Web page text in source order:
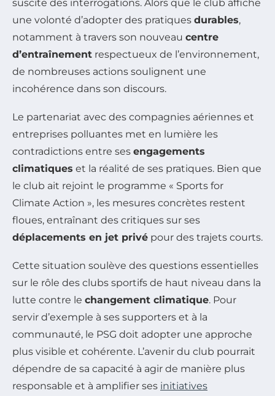
suscite des interrogations. Alors que le club affiche
une volonté d’adopter des pratiques durables,
notamment à travers son nouveau centre
d’entraînement respectueux de l’environnement,
de nombreuses actions soulignent une
incohérence dans son discours.
Le partenariat avec des compagnies aériennes et
entreprises polluantes met en lumière les
contradictions entre ses engagements
climatiques et la réalité de ses pratiques. Bien que
le club ait rejoint le programme « Sports for
Climate Action », les mesures concrètes restent
floues, entraînant des critiques sur ses
déplacements en jet privé pour des trajets courts.
Cette situation soulève des questions essentielles
sur le rôle des clubs sportifs de haut niveau dans la
lutte contre le changement climatique. Pour
servir d’exemple à ses supporters et à la
communauté, le PSG doit adopter une approche
plus visible et cohérente. L’avenir du club pourrait
dépendre de sa capacité à agir de manière plus
responsable et à amplifier ses initiatives